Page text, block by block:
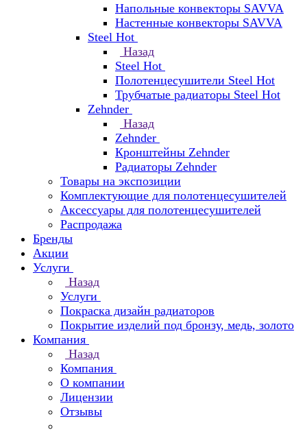
Напольные конвекторы SAVVA
Настенные конвекторы SAVVA
Steel Hot
Назад
Steel Hot
Полотенцесушители Steel Hot
Трубчатые радиаторы Steel Hot
Zehnder
Назад
Zehnder
Кронштейны Zehnder
Радиаторы Zehnder
Товары на экспозиции
Комплектующие для полотенцесушителей
Аксессуары для полотенцесушителей
Распродажа
Бренды
Акции
Услуги
Назад
Услуги
Покраска дизайн радиаторов
Покрытие изделий под бронзу, медь, золото
Компания
Назад
Компания
О компании
Лицензии
Отзывы